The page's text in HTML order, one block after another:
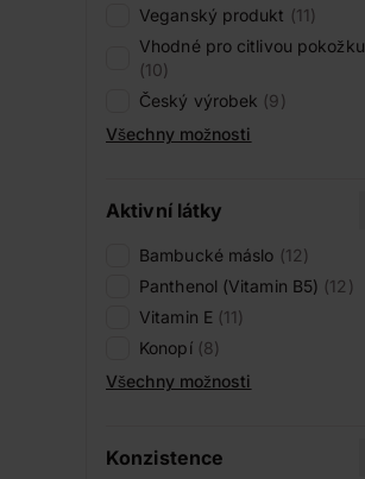
Veganský produkt (11)
Vhodné pro citlivou pokožku
(10)
Český výrobek (9)
Všechny možnosti
Aktivní látky
Bambucké máslo (12)
Panthenol (Vitamin B5) (12)
Vitamin E (11)
Konopí (8)
Všechny možnosti
Konzistence